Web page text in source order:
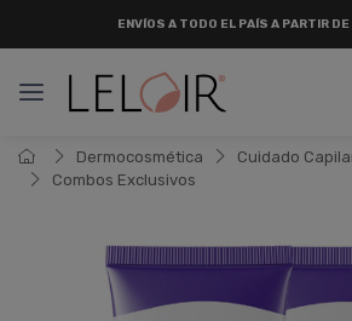
ENVÍOS A TODO EL PAÍS A PARTIR
Dermocosmética
Cuidado
Combos Exclusivos